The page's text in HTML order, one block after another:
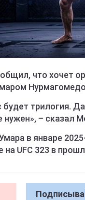
что хочет
будет трилогия.
нужен», – сказал
в январе
UFC 323 в